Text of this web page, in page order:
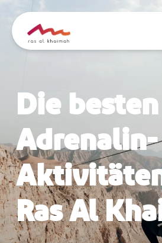
Inspiriert werden
Wo übernachten
Dinge zu tun
Reise planen
🇩🇪 DE Events
Die besten
Adrenalin-
Ras Al